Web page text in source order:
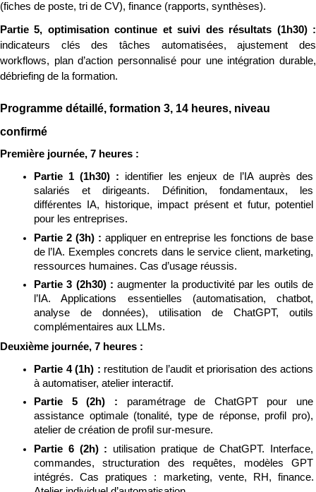
(fiches de poste, tri de CV), finance (rapports, synthèses).
indicateurs clés des tâches automatisées, ajustement des
workflows, plan d’action personnalisé pour une intégration durable,
débriefing de la formation.
Programme détaillé, formation 3, 14 heures, niveau
confirmé
Première journée, 7 heures :
Partie 1 (1h30) : identifier les enjeux de l’IA auprès des
salariés et dirigeants. Définition, fondamentaux, les
différentes IA, historique, impact présent et futur, potentiel
pour les entreprises.
Partie 2 (3h) : appliquer en entreprise les fonctions de base
de l’IA. Exemples concrets dans le service client, marketing,
ressources humaines. Cas d’usage réussis.
Partie 3 (2h30) : augmenter la productivité par les outils de
l’IA. Applications essentielles (automatisation, chatbot,
analyse de données), utilisation de ChatGPT, outils
complémentaires aux LLMs.
Deuxième journée, 7 heures :
Partie 4 (1h) : restitution de l’audit et priorisation des actions
à automatiser, atelier interactif.
Partie 5 (2h) : paramétrage de ChatGPT pour une
assistance optimale (tonalité, type de réponse, profil pro),
atelier de création de profil sur-mesure.
Partie 6 (2h) : utilisation pratique de ChatGPT. Interface,
commandes, structuration des requêtes, modèles GPT
intégrés. Cas pratiques : marketing, vente, RH, finance.